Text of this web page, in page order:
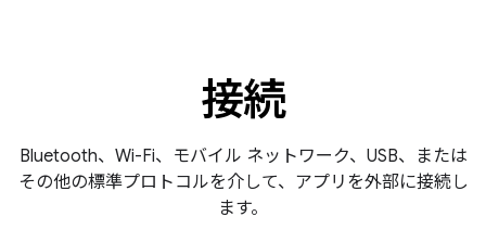
接続
Bluetooth、Wi-Fi、モバイル ネットワーク、USB、または
その他の標準プロトコルを介して、アプリを外部に接続し
ます。